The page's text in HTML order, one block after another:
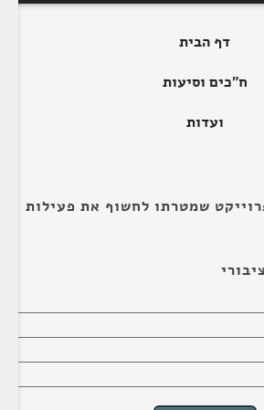
דף הבית
ח"כים וסיעות
ועדות
שמטרתו לחשוף את פעילות